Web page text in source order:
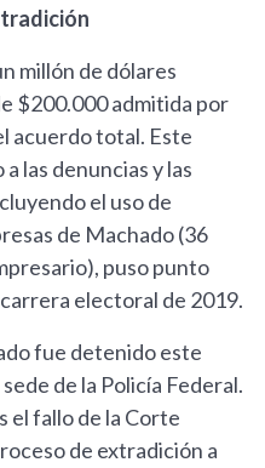
millón de dólares
$200.000 admitida por
acuerdo total. Este
las denuncias y las
el uso de
de Machado (36
puso punto
electoral de 2019.
fue detenido este
de la Policía Federal.
el fallo de la Corte
de extradición a